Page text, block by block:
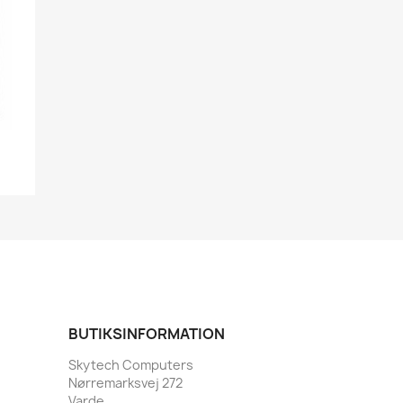
BUTIKSINFORMATION
Skytech Computers
Nørremarksvej 272